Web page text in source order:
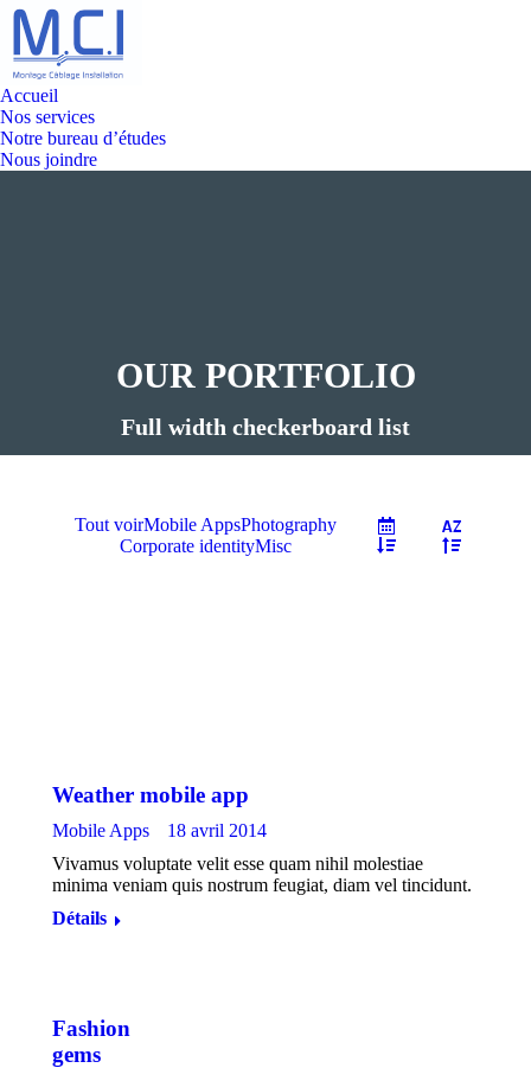
Accueil
Nos services
Notre bureau d’études
Nous joindre
OUR PORTFOLIO
Full width checkerboard list
Tout voirMobile AppsPhotography
Corporate identityMisc
Weather mobile app
Mobile Apps
18 avril 2014
Vivamus voluptate velit esse quam nihil molestiae
minima veniam quis nostrum feugiat, diam vel tincidunt.
Détails
Fashion
gems